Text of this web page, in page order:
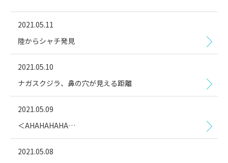
2021.05.11
陸からシャチ発見
2021.05.10
ナガスクジラ、鼻の穴が見える距離
2021.05.09
＜AHAHAHAHA…
2021.05.08